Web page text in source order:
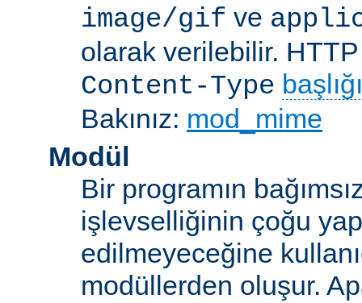
image/gif ve
olarak verilebilir.
Content-Type
Bakınız: mod_mime
Modül
Bir programın
işlevselliğinin çoğu
edilmeyeceğine
modüllerden oluşur.